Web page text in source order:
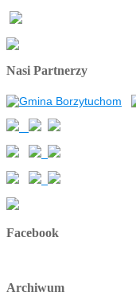
Nasi Partnerzy
Facebook
Archiwum